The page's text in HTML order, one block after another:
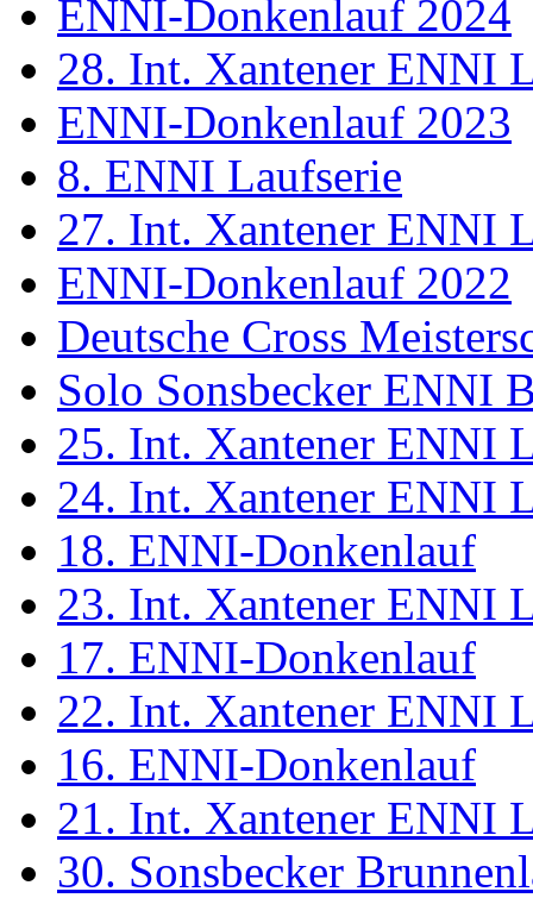
ENNI-Donkenlauf 2024
28. Int. Xantener ENNI
ENNI-Donkenlauf 2023
8. ENNI Laufserie
27. Int. Xantener ENNI
ENNI-Donkenlauf 2022
Deutsche Cross
Solo Sonsbecker ENNI
25. Int. Xantener ENNI
24. Int. Xantener ENNI
18. ENNI-Donkenlauf
23. Int. Xantener ENNI
17. ENNI-Donkenlauf
22. Int. Xantener ENNI
16. ENNI-Donkenlauf
21. Int. Xantener ENNI
30. Sonsbecker